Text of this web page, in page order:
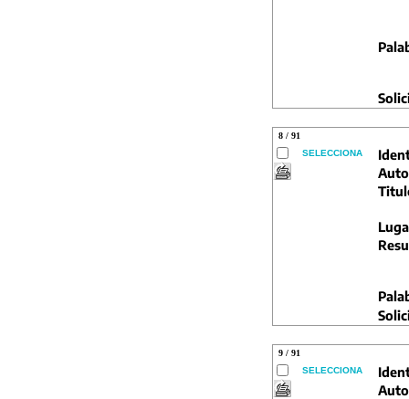
8 / 91
SELECCIONA
9 / 91
SELECCIONA